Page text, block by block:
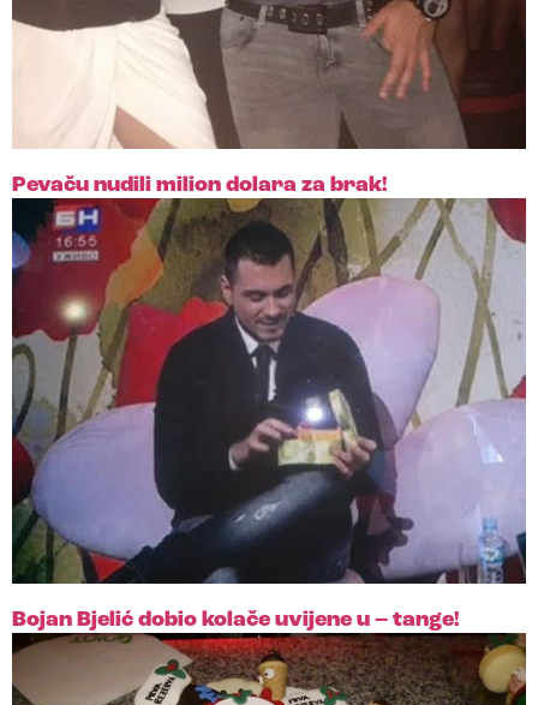
Pevaču nudili milion dolara za brak!
Bojan Bjelić dobio kolače uvijene u – tange!